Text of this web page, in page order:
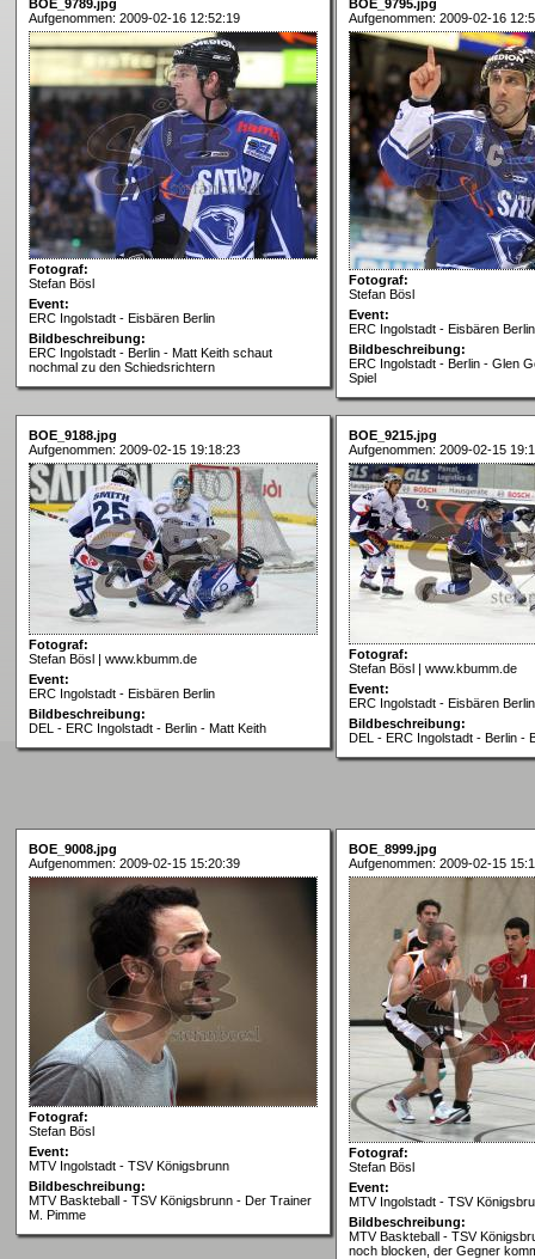
BOE_9789.jpg
Aufgenommen: 2009-02-16 12:52:19
Fotograf:
Stefan Bösl
Event:
ERC Ingolstadt - Eisbären Berlin
Bildbeschreibung:
ERC Ingolstadt - Berlin - Matt Keith schaut
nochmal zu den Schiedsrichtern
BOE_9795.jpg
Aufgenommen: 2009-02-16
Fotograf:
Stefan Bösl
Event:
ERC Ingolstadt - Eisbären Berlin
Bildbeschreibung:
ERC Ingolstadt - Berlin - Glen
Spiel
BOE_9188.jpg
Aufgenommen: 2009-02-15 19:18:23
Fotograf:
Stefan Bösl | www.kbumm.de
Event:
ERC Ingolstadt - Eisbären Berlin
Bildbeschreibung:
DEL - ERC Ingolstadt - Berlin - Matt Keith
BOE_9215.jpg
Aufgenommen: 2009-02-15
Fotograf:
Stefan Bösl | www.kbumm.de
Event:
ERC Ingolstadt - Eisbären Berlin
Bildbeschreibung:
DEL - ERC Ingolstadt - Berlin -
BOE_9008.jpg
Aufgenommen: 2009-02-15 15:20:39
Fotograf:
Stefan Bösl
Event:
MTV Ingolstadt - TSV Königsbrunn
Bildbeschreibung:
MTV Baskteball - TSV Königsbrunn - Der Trainer
M. Pimme
BOE_8999.jpg
Aufgenommen: 2009-02-15
Fotograf:
Stefan Bösl
Event:
MTV Ingolstadt - TSV
Bildbeschreibung:
MTV Baskteball - TSV
noch blocken, der Gegner